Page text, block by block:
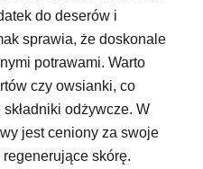
do deserów i
sprawia, że doskonale
potrawami. Warto
czy owsianki, co
odżywcze. W
jest ceniony za swoje
skórę.